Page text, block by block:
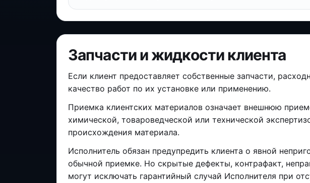
Запчасти и жидкости клиента
Если клиент предоставляет собственные запчасти,
качество работ по их установке или применению.
Приемка клиентских материалов означает внешнюю
химической, товароведческой или технической
происхождения материала.
Исполнитель обязан предупредить клиента о явной
обычной приемке. Но скрытые дефекты, контрафакт,
могут исключать гарантийный случай Исполнителя при